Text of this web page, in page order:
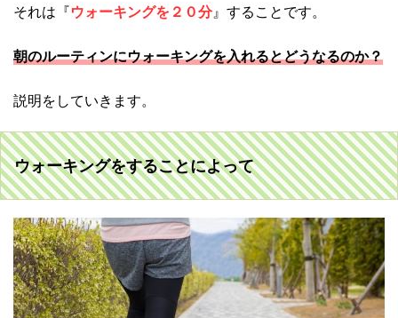
それは『ウォーキングを２０分』することです。
朝のルーティンにウォーキングを入れるとどうなるのか？
説明をしていきます。
ウォーキングをすることによって